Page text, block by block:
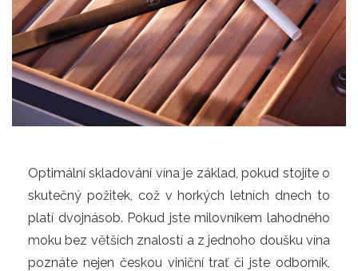
Optimální skladování vína je základ, pokud stojíte o
skutečný požitek, což v horkých letních dnech to
platí dvojnásob. Pokud jste milovníkem lahodného
moku bez větších znalostí a z jednoho doušku vína
poznáte nejen českou viniční trať či jste odborník,